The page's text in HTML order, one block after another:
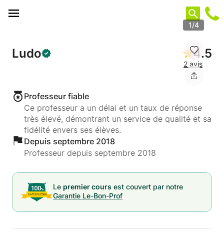
1/4
Ludo 4.5
2 avis
Professeur fiable
Ce professeur a un délai et un taux de réponse
très élevé, démontrant un service de qualité et sa
fidélité envers ses élèves.
Depuis septembre 2018
Professeur depuis septembre 2018
Le premier cours est couvert par notre
Garantie Le-Bon-Prof